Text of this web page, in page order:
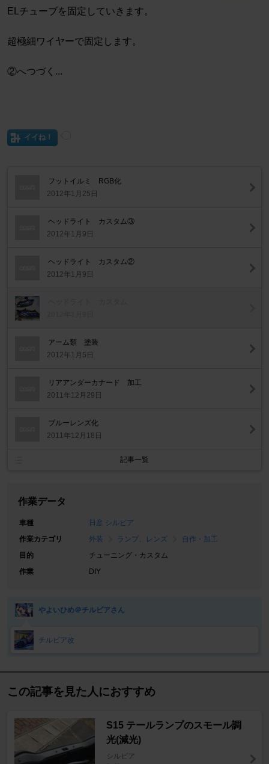
ELチューブを固定していきます。
超極細ワイヤーで固定します。
②へつづく...
イイね！
フットイルミ RGB化
2012年1月25日
ヘッドライト カスタム③
2012年1月9日
ヘッドライト カスタム②
2012年1月9日
アーム類 塗装
2012年1月5日
リアアンダーカナード 加工
2011年12月29日
ブルーレンズ化
2011年12月18日
記事一覧
作業データ
車種
日産 シルビア
作業カテゴリ
外装 ランプ、レンズ
自作・加工
目的
チューニング・カスタム
作業
DIY
やよいひめ＠チルビアさん
チルビア改
この記事を見た人におすすめ
S15 テールランプのスモール調
光(減光)
シルビア